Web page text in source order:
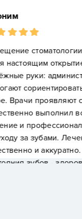
на Октябрьской
минуты
вежливо,
с
процедуры
но и дают
без боли, а
очень
Огромная